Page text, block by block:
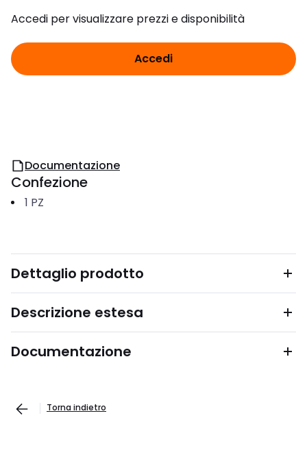
Accedi per visualizzare prezzi e disponibilità
Accedi
Documentazione
Confezione
1 PZ
Dettaglio prodotto
Descrizione estesa
Documentazione
Torna indietro